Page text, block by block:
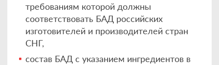
требованиям которой должны
соответствовать БАД российских
изготовителей и производителей стран
СНГ,
состав БАД с указанием ингредиентов в